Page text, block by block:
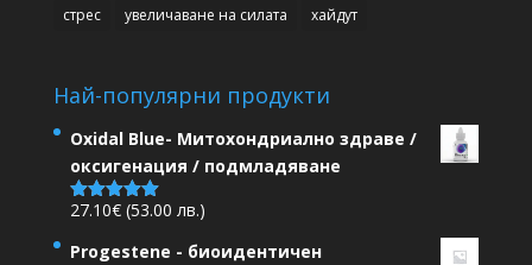
стрес
увеличаване на силата хайдут
Най-популярни продукти
Oxidal Blue- Митохондриално здраве /
оксигенация / подмладяване
Оценено на
27.10€ (53.00 лв.)
Progestene - биоидентичен